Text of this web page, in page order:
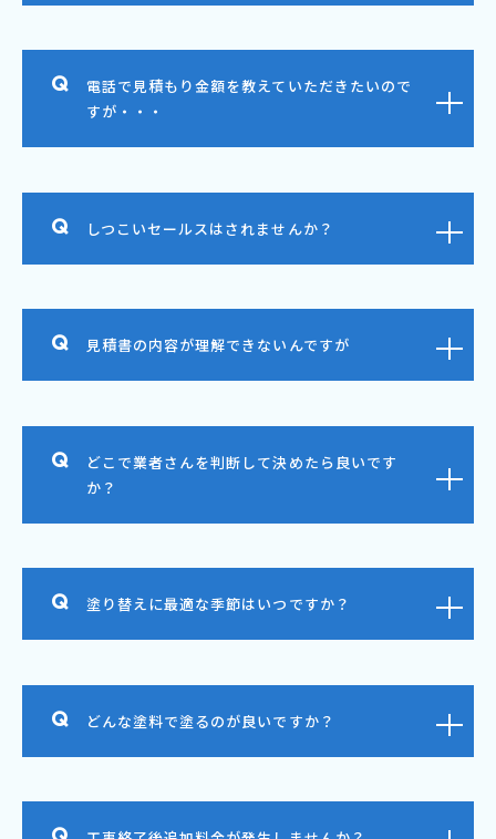
電話で見積もり金額を教えていただきたいので
すが・・・
しつこいセールスはされませんか？
見積書の内容が理解できないんですが
どこで業者さんを判断して決めたら良いです
か？
塗り替えに最適な季節はいつですか？
どんな塗料で塗るのが良いですか？